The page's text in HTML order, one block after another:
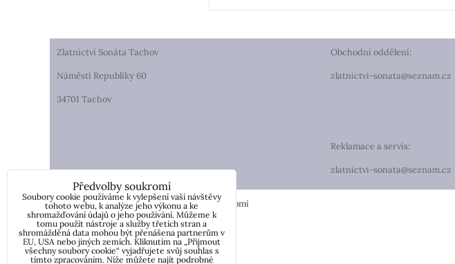
Zlatnictví Sonáta Tachov
Náměstí Republiky 60
34701 Tachov
Obchodní oddělení:
zlatnictvi-sonata@seznam.cz
Reklamace a servis:
zlatnictvi-sonata@seznam.cz
Předvolby soukromí Zásady ochrany soukromí
Předvolby soukromí
Soubory cookie používáme k vylepšení vaší návštěvy
tohoto webu, k analýze jeho výkonu a ke
shromažďování údajů o jeho používání. Můžeme k
tomu použít nástroje a služby třetích stran a
shromážděná data mohou být přenášena partnerům v
EU, USA nebo jiných zemích. Kliknutím na „Přijmout
všechny soubory cookie“ vyjadřujete svůj souhlas s
tímto zpracováním. Níže můžete najít podrobné